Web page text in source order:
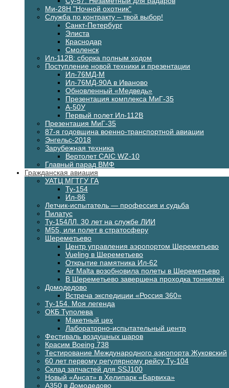
Ми-28Н "Ночной охотник"
Служба по контракту – твой выбор!
Санкт-Петербург
Элиста
Краснодар
Смоленск
Ил-112В: сборка полным ходом
Поступление новой техники и презентации
Ил-76МД-М
Ил-76МД-90А в Иваново
Обновленный «Медведь»
Презентация комплекса МиГ-35
А-50У
Первый полет Ил-112В
Презентация МиГ-35
87-я годовщина военно-транспортной авиации
Энгельс-2018
Зарубежная техника
Вертолет CAIC WZ-10
Главный парад ВМФ
Гражданская авиация
УАТЦ МГТГУ ГА
Ту-154
Ил-86
Летчик-испытатель — профессия и судьба
Пилатус
Ту-154ЛЛ. 30 лет на службе ЛИИ
М55, или полет в стратосферу
Шереметьево
Центр управления аэропортом Шереметьево
Vueling в Шереметьево
Открытие памятника Ил-62
Air Malta возобновила полеты в Шереметьево
В Шереметьево завершена проходка тоннелей
Домодедово
Встреча экспедиции «Россия 360»
Ту-154. Моя легенда
ОКБ Туполева
Макетный цех
Лабораторно-испытательный центр
Фестиваль воздушных шаров
Красим Boeing 738
Тестирование Международного аэропорта Жуковский
60 лет первому регулярному рейсу Ту-104
Склад запчастей для SSJ100
Новый «Ансат» в Хелипарк «Барвиха»
А350 в Домодедово